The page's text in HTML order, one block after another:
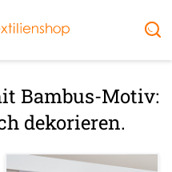
Sonnensegel
Bambus-Motiv:
dekorieren.